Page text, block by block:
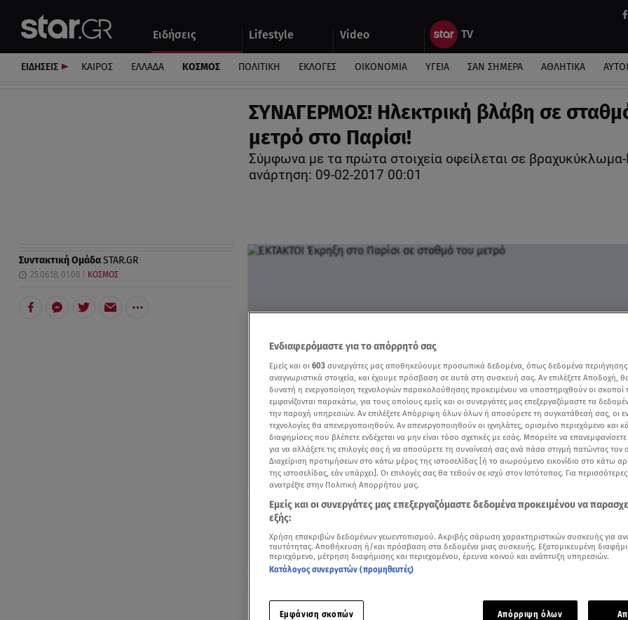
Ειδήσεις Lifestyle Video
Αυτοκίνητο
ΕΙΔΗΣΕΙΣ ΚΑΙΡΟΣ ΕΛΛΑΔΑ ΚΟΣΜΟΣ ΠΟΛΙΤΙΚΗ ΕΚΛΟΓΕΣ ΟΙΚΟΝΟΜΙΑ ΥΓΕΙΑ ΣΑΝ ΣΗΜΕΡΑ ΑΘΛΗΤΙΚΑ
ΣΥΝΑΓΕΡΜΟΣ! Ηλεκτρική βλάβη σε
μετρό στο Παρίσι!
Σύμφωνα με τα πρώτα στοιχεία οφείλεται σε
ανάρτηση: 09-02-2017 00:01
Συντακτική ΟμάδαSTAR.GR
25.06.18, 01:08 ΚΟΣΜΟΣ
Δείτε περισσότερα άρθρα μας στα αποτελέσματα αναζήτησης
Add star.gr on Google
Συναγερμός σήμανε αργά το βράδυ της Τετάρτης στο μετρό του Παρισιού
μία ηλεκτρική βλάβη γέμισε με καπνούς ο σταθμός Place d' Italie, στη
Ενδιαφερόμαστε για το απόρρητό σας
Εμείς και οι 603 συνεργάτες μας αποθηκεύουμε προσωπικά δεδομένα, όπως δεδομένα
αναγνωριστικά στοιχεία, και έχουμε πρόσβαση σε αυτά στη συσκευή σας. Αν επιλέξετε Αποδοχή,
δυνατή η ενεργοποίηση τεχνολογιών παρακολούθησης προκειμένου να υποστηριχθούν οι σκοποί
εμφανίζονται παρακάτω, για τους οποίους εμείς και οι συνεργάτες μας επεξεργαζόμαστε τα
την παροχή υπηρεσιών. Αν επιλέξετε Απόρριψη όλων όλων ή αποσύρετε τη συγκατάθεσή σας, οι
τεχνολογίες θα απενεργοποιηθούν. Αν απενεργοποιηθούν οι ιχνηλάτες, ορισμένο περιεχόμενο και
διαφημίσεις που βλέπετε ενδέχεται να μην είναι τόσο σχετικές με εσάς. Μπορείτε να
για να αλλάξετε τις επιλογές σας ή να αποσύρετε τη συναίνεσή σας ανά πάσα στιγμή πατώντας τον
Διαχείριση προτιμήσεων στο κάτω μέρος της ιστοσελίδας [ή το αιωρούμενο εικονίδιο στο κάτω
της ιστοσελίδας, εάν υπάρχει]. Οι επιλογές σας θα τεθούν σε ισχύ στον Ιστότοπος. Για
ανατρέξτε στην Πολιτική Απορρήτου μας.
Εμείς και οι συνεργάτες μας επεξεργαζόμαστε δεδομένα προκειμένου να
εξής:
Χρήση επακριβών δεδομένων γεωεντοπισμού. Ακριβής σάρωση χαρακτηριστικών συσκευής για
ταυτότητας. Αποθήκευση ή/και πρόσβαση στα δεδομένα μιας συσκευής. Εξατομικευμένη
περιεχόμενο, μέτρηση διαφήμισης και περιεχομένου, έρευνα κοινού και ανάπτυξη υπηρεσιών.
Κατάλογος συνεργατών (προμηθευτές)
Εμφάνιση σκοπών Απόρριψη όλων